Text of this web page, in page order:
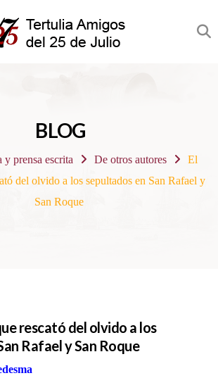
BLOG
y prensa escrita De otros autores
El
del olvido a los sepultados en San Rafael y
San Roque
rescató del olvido a los
Rafael y San Roque